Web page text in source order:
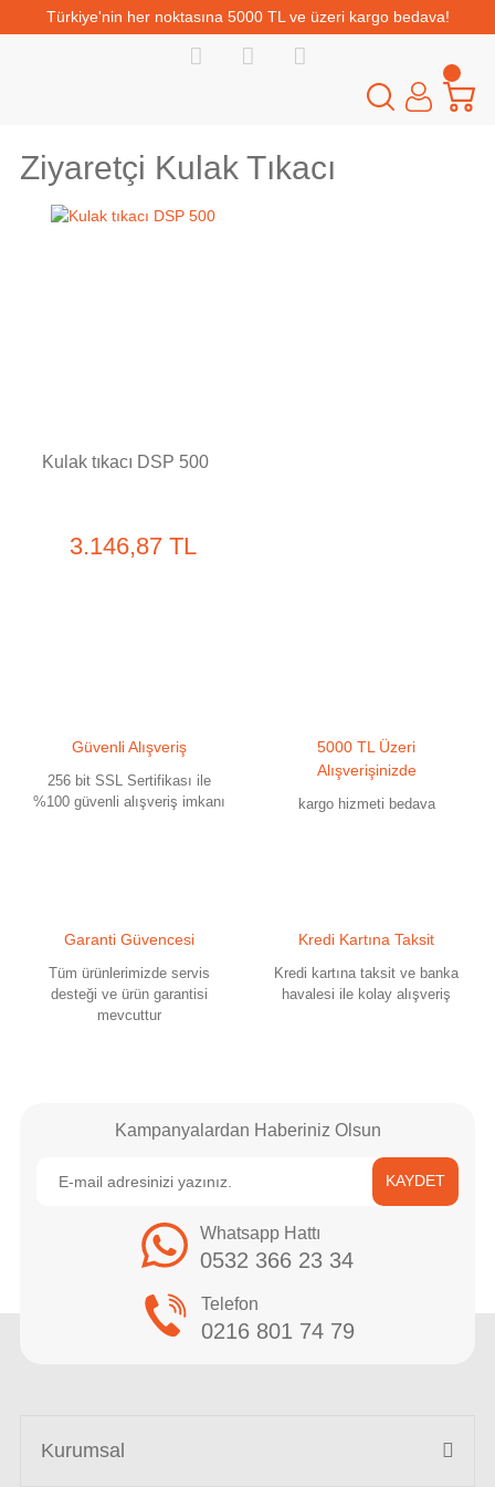
Türkiye'nin her noktasına 5000 TL ve üzeri kargo bedava!
Ziyaretçi Kulak Tıkacı
Kulak tıkacı DSP 500
3.146,87 TL
Güvenli Alışveriş
256 bit SSL Sertifikası ile
%100 güvenli alışveriş imkanı
5000 TL Üzeri
Alışverişinizde
kargo hizmeti bedava
Garanti Güvencesi
Tüm ürünlerimizde servis
desteği ve ürün garantisi
mevcuttur
Kredi Kartına Taksit
Kredi kartına taksit ve banka
havalesi ile kolay alışveriş
Kampanyalardan Haberiniz Olsun
KAYDET
Whatsapp Hattı
0532 366 23 34
Telefon
0216 801 74 79
Kurumsal